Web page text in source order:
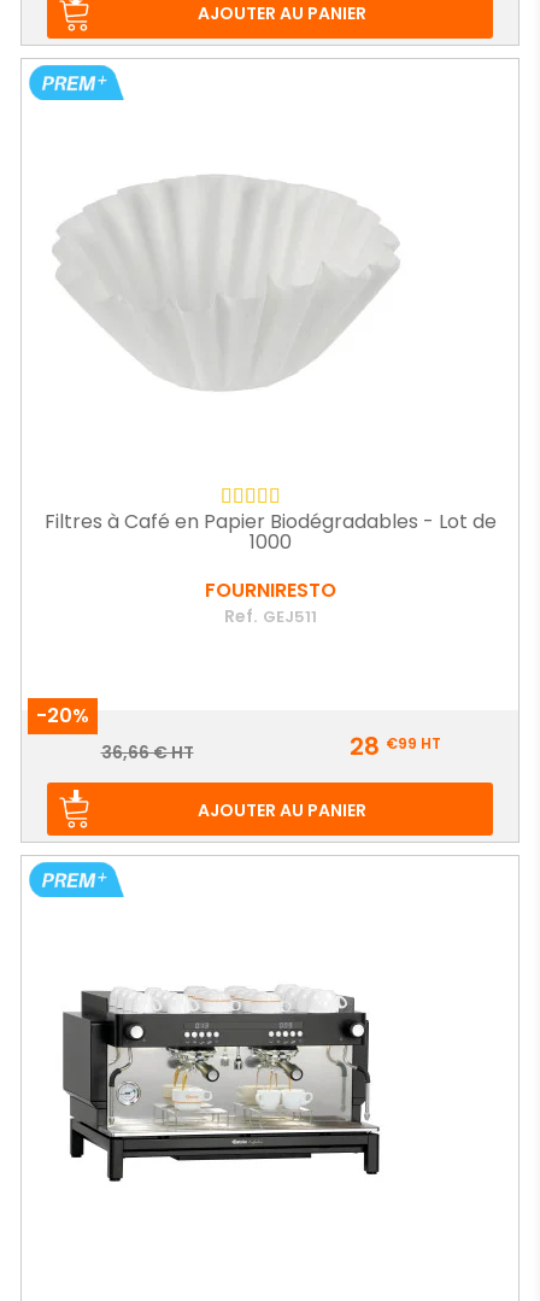
AJOUTER AU PANIER
Filtres à Café en Papier Biodégradables - Lot de
1000
FOURNIRESTO
Ref. GEJ511
-20%
Prix
Prix
36,66 € HT 28 €99 HT
AJOUTER AU PANIER